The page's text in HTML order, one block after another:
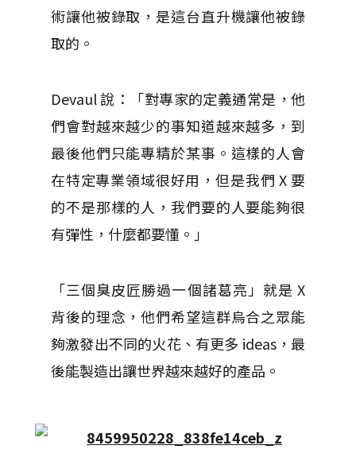
術讓他被錄取，是這台直升機讓他被錄
取的。
Devaul 說：「對專家的定義通常是，他
們會對越來越少的事知道越來越多，到
最後他們只能專精於某事。這樣的人會
在特定專業領域很好用，但是我們 X 要
的不是那樣的人，我們要的人要能夠很
有彈性，什麼都要懂。」
「三個臭皮匠勝過一個諸葛亮」就是 X
背後的理念，他們希望這群烏合之眾能
夠激發出不同的火花、有更多 ideas，最
後能製造出讓世界越來越好的產品。